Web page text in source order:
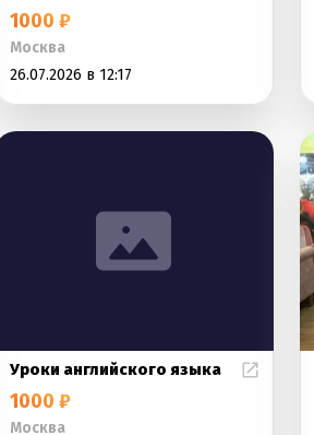
1000 ₽
Москва
26.07.2026 в 12:17
Уроки английского языка
1000 ₽
Москва